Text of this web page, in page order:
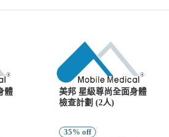
體
美邦 星級尊尚全面身體
檢查計劃 (2人)
35% off